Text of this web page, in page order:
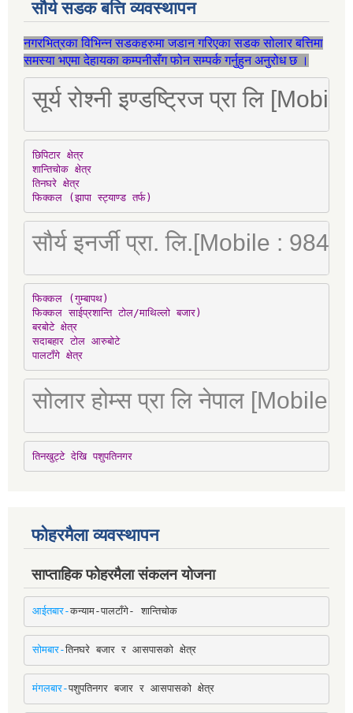
सौर्य सडक बत्ति व्यवस्थापन
नगरभित्रका विभिन्न सडकहरुमा जडान गरिएका सडक सोलार बत्तिमा
समस्या भएमा देहायका कम्पनीसँग फोन सम्पर्क गर्नुहुन अनुरोध छ ।
सूर्य रोश्नी इण्डष्ट्रिज प्रा लि
छिपिटार क्षेत्र
शान्तिचोक क्षेत्र
तिनघरे क्षेत्र
फिक्कल (झापा स्ट्याण्ड तर्फ)
सौर्य इनर्जी प्रा. लि.[Mobile :
फिक्कल (गुम्बापथ)
फिक्कल साईप्रशान्ति टोल/माथिल्लो बजार)
बरबोटे क्षेत्र
सदाबहार टोल आरुबोटे
पालटाँगे क्षेत्र
सोलार होम्स प्रा लि नेपाल [Mobile
तिनखुट्टे देखि पशुपतिनगर
फोहरमैला व्यवस्थापन
साप्ताहिक फोहरमैला संकलन योजना
आईतबार-कन्याम-पालटाँगे- शान्तिचोक
सोमबार-तिनघरे बजार र आसपासको क्षेत्र
मंगलबार-पशुपतिनगर बजार र आसपासको क्षेत्र